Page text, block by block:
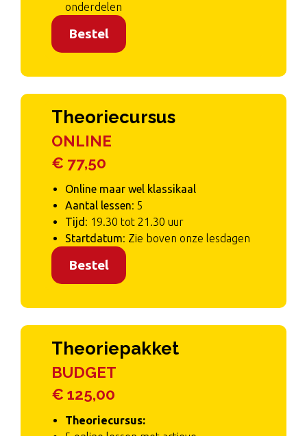
onderdelen
Bestel
Theoriecursus
ONLINE
€ 77,50
Online maar wel klassikaal
Aantal lessen: 5
Tijd : 19.30 tot 21.30 uur
Startdatum: Zie boven onze lesdagen
Bestel
Theoriepakket
BUDGET
€ 125,00
Theoriecursus: